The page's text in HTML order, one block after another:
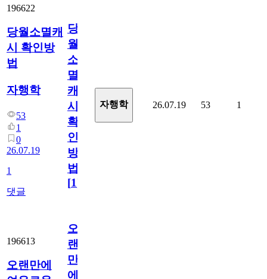
196622
당월소멸캐
시 확인방
법
자행학
53
1
0
26.07.19
1
댓글
당
월
소
멸
캐
시
확
인
방
법
[1]
자행학 26.07.19 53 1
196613
오랜만에
오
랜
만
에